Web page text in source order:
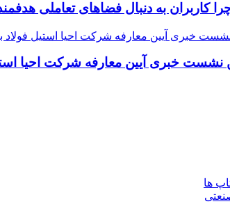
چرا کاربران به دنبال فضاهای تعاملی
نشست خبری آیین معارفه شرکت
ها